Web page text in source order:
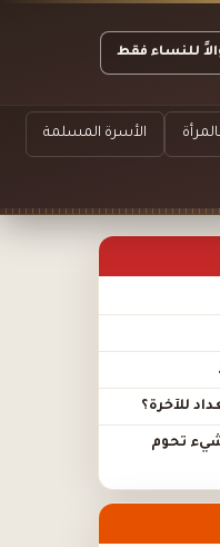
للنساء فقط
الأسرة المسلمة
للآخرة؟
شيء تحوم